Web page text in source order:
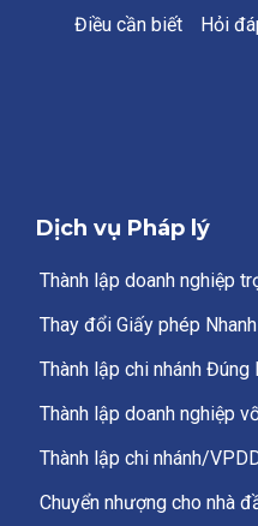
Điều cần biết Hỏi
Dịch vụ Pháp lý
Thành lập doanh nghiệp
Thay đổi Giấy phép Nhanh
Thành lập chi nhánh Đúng
Thành lập doanh nghiệp
Thành lập chi nhánh/
Chuyển nhượng cho nhà